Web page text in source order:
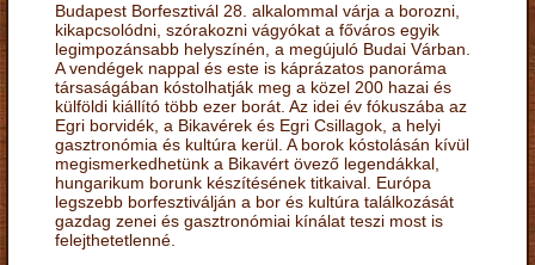
Budapest Borfesztivál 28. alkalommal várja a borozni,
kikapcsolódni, szórakozni vágyókat a főváros egyik
legimpozánsabb helyszínén, a megújuló Budai Várban.
A vendégek nappal és este is káprázatos panoráma
társaságában kóstolhatják meg a közel 200 hazai és
külföldi kiállító több ezer borát. Az idei év fókuszába az
Egri borvidék, a Bikavérek és Egri Csillagok, a helyi
gasztronómia és kultúra kerül. A borok kóstolásán kívül
megismerkedhetünk a Bikavért övező legendákkal,
hungarikum borunk készítésének titkaival. Európa
legszebb borfesztiválján a bor és kultúra találkozását
gazdag zenei és gasztronómiai kínálat teszi most is
felejthetetlenné.